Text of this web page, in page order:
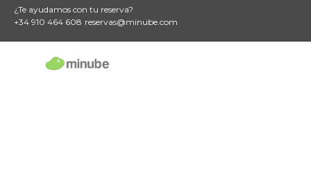
¿Te ayudamos con tu reserva?
+34 910 464 608 reservas@minube.com